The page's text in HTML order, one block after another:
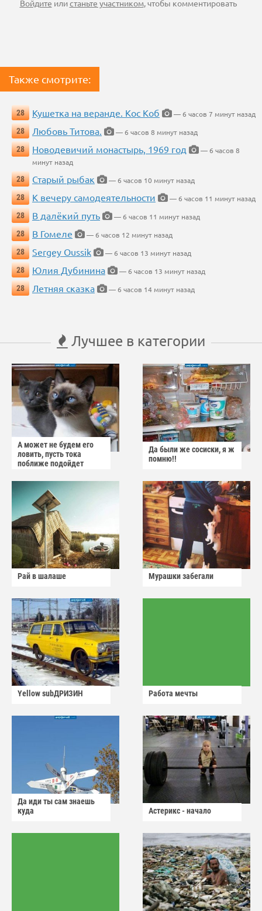
Войдите илистаньте участником, чтобы комментировать
Также смотрите:
28 Кушетка на веранде. Кос Коб
— 6 часов 7 минут назад
28
Любовь Титова.
— 6 часов 8 минут назад
28
Новодевичий монастырь, 1969 год
— 6 часов 8
минут назад
28
Старый рыбак
— 6 часов 10 минут назад
28
К вечеру самодеятельности
— 6 часов 11 минут назад
28
В далёкий путь
— 6 часов 11 минут назад
28
В Гомеле
— 6 часов 12 минут назад
28
Sergey Oussik
— 6 часов 13 минут назад
28
Юлия Дубинина
— 6 часов 13 минут назад
28
Летняя сказка — 6 часов 14 минут назад
Лучшее в категории
А может не будем его
ловить, пусть тока
поближе подойдет
Да были же сосиски, я ж
помню!!
Рай в шалаше Мурашки забегали
Yellow subДРИЗИН Работа мечты
Да иди ты сам знаешь
куда
Астерикс - начало